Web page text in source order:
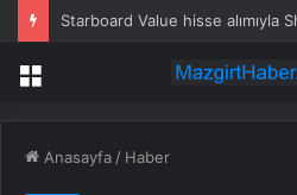
Starboard Value hisse alımıyla
Menü
Anasayfa / Haber